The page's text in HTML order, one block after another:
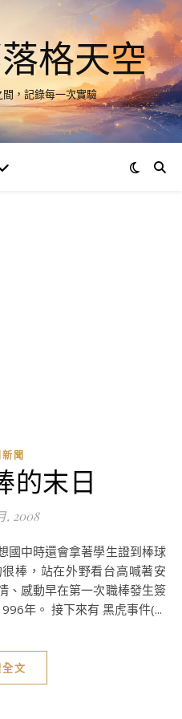
格天空
，記錄每一次實驗
聞
的末日
, 2008
棒，站在外野看台高喊著安
、感動早在第一次職棒發生簽
年。 接下來有 黑虎事件(...
文